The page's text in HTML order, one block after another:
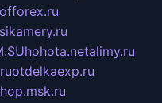
hohota.netalimy.ru
otdelkaexp.ru